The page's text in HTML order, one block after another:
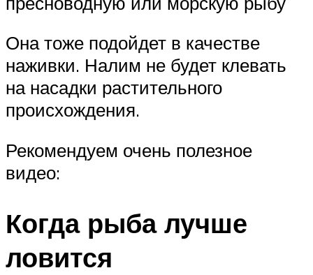
Она тоже подойдет в качестве
наживки. Налим не будет клевать
на насадки растительного
происхождения.
Рекомендуем очень полезное
видео:
Когда рыба лучше
ловится